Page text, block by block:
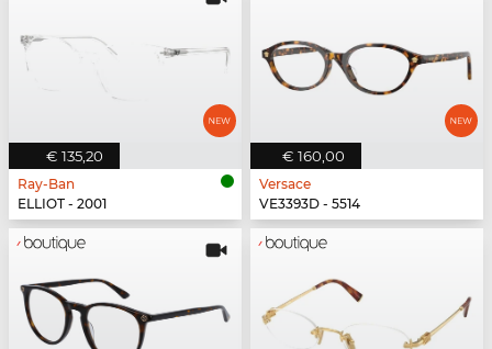
€ 135,20
Ray-Ban
ELLIOT - 2001
€ 160,00
Versace
VE3393D - 5514